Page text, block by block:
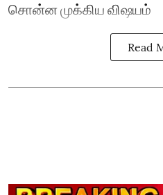
சொன்ன முக்கிய விஷயம்
Read